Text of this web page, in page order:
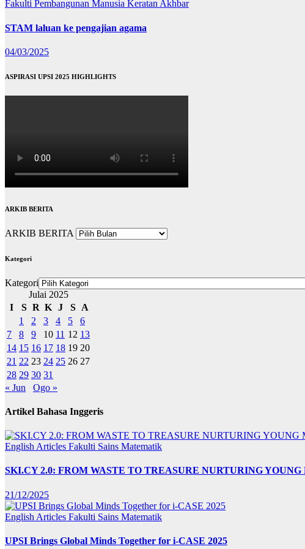
Fakulti Pembangunan Manusia Keratan Akhbar
STAM laluan ke pengajian agama
04/03/2025
ASPIRASI UPSI 2025 HIGHLIGHTS
ARKIB BERITA
ARKIB BERITA
Kategori
Kategori
Julai 2025
I
S R K J S
A
1
2 3 4 5
6
7
8 9 10 11 12 13
14 15 16 17 18 19 20
21 22 23 24 25 26 27
28 29 30 31
« Jun
Ogo »
Artikel Bahasa Inggeris
English Articles Fakulti Sains Matematik
SKI.CY 2.0: FROM WASTE TO TREASURE NURTURING
21/12/2025
English Articles Fakulti Sains Matematik
UPSI Brings Global Minds Together for i-CASE 2025